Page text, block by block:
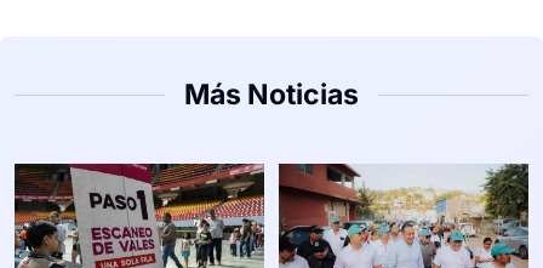
Más Noticias